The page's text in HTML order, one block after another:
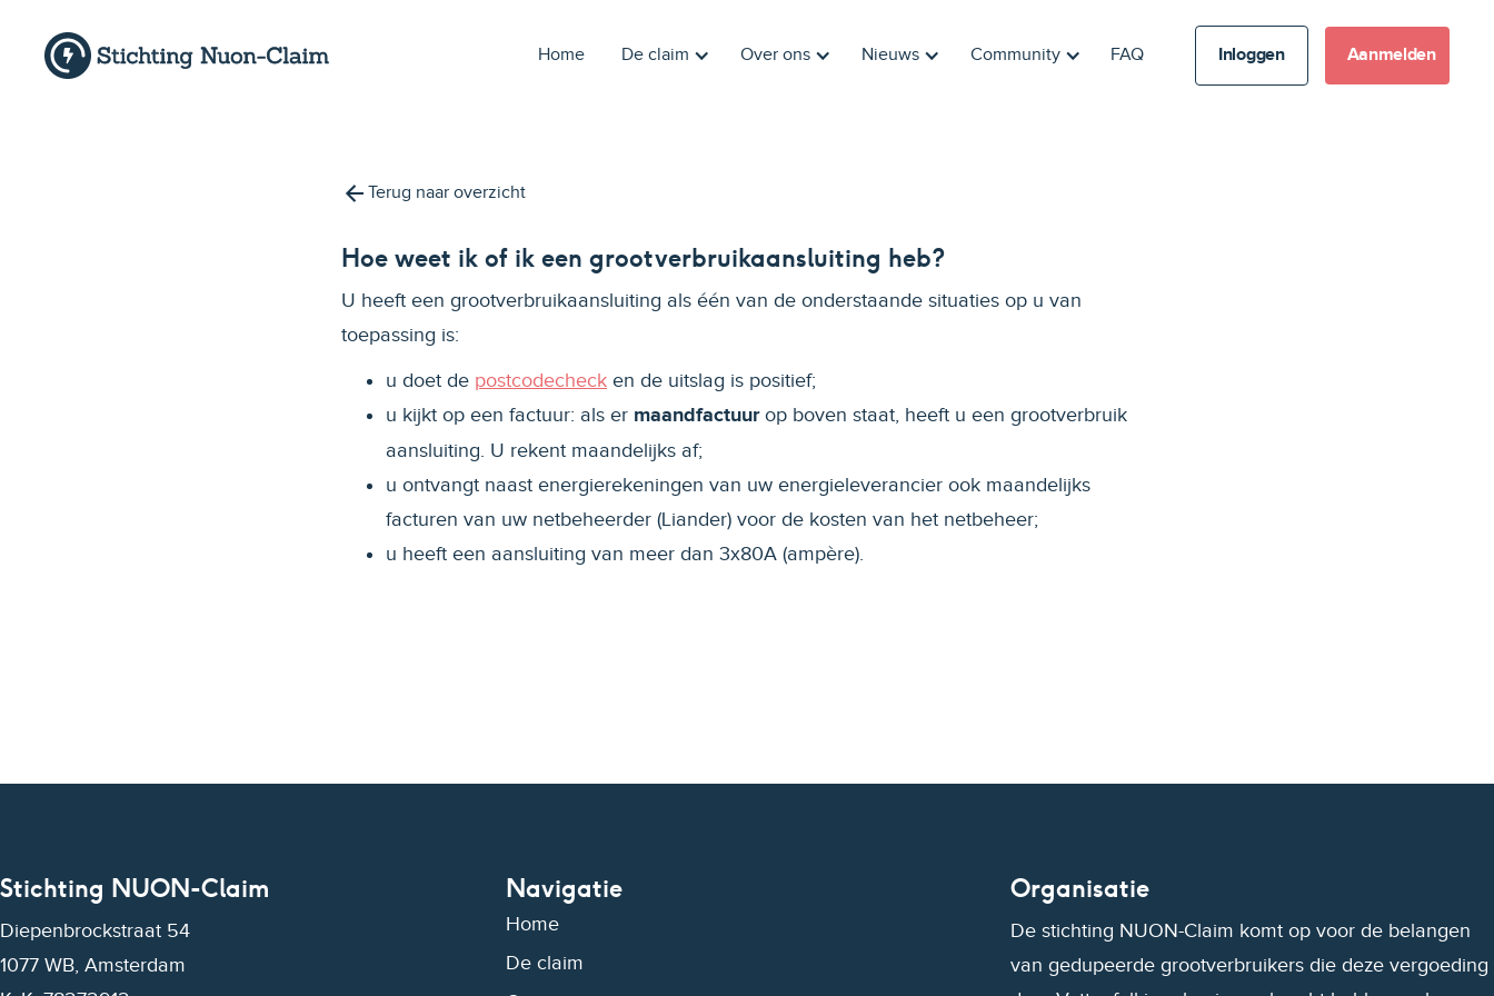
Home De claim Over ons Nieuws Community FAQ Inloggen Aanmelden
Terug naar overzicht
Hoe weet ik of ik een grootverbruikaansluiting heb?
U heeft een grootverbruikaansluiting als één van de onderstaande situaties op u van
toepassing is:
u doet de postcodecheck en de uitslag is positief;
u kijkt op een factuur: als er maandfactuurop boven staat, heeft u een grootverbruik
aansluiting. U rekent maandelijks af;
u ontvangt naast energierekeningen van uw energieleverancier ook maandelijks
facturen van uw netbeheerder (Liander) voor de kosten van het netbeheer;
u heeft een aansluiting van meer dan 3x80A (ampère).
Stichting NUON-Claim
Diepenbrockstraat 54
1077 WB, Amsterdam
Navigatie
Home
De claim
Organisatie
De stichting NUON-Claim komt op voor de belangen
van gedupeerde grootverbruikers die deze vergoeding